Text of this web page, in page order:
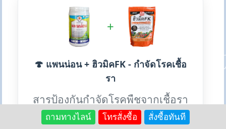
+
🍄 แพนน่อน + ฮิวมิคFK - กำจัดโรคเชื้อ
รา
สารป้องกันกำจัดโรคพืชจากเชื้อรา
หลายชนิด เหมาะสำหรับทุกพืช
ถามทางไลน์ โทรสั่งซื้อ สั่งซื้อทันที